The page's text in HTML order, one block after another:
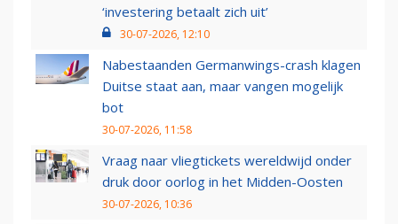
‘investering betaalt zich uit’
30-07-2026, 12:10
Nabestaanden Germanwings-crash klagen
Duitse staat aan, maar vangen mogelijk
bot
30-07-2026, 11:58
Vraag naar vliegtickets wereldwijd onder
druk door oorlog in het Midden-Oosten
30-07-2026, 10:36